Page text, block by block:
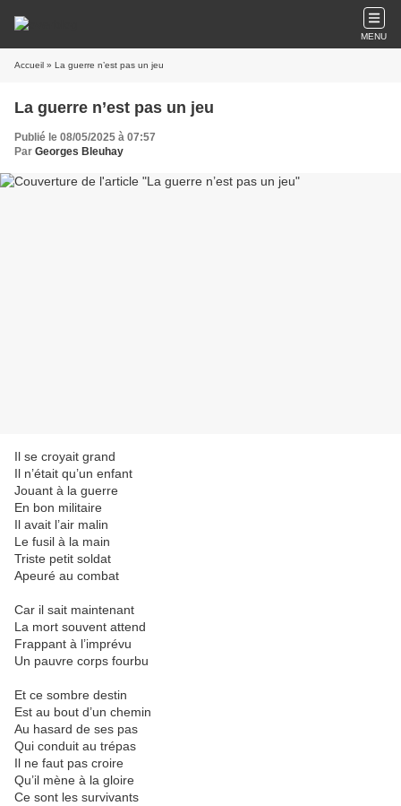
MENU
Accueil » La guerre n’est pas un jeu
La guerre n’est pas un jeu
Publié le 08/05/2025 à 07:57
Par Georges Bleuhay
Il se croyait grand
Il n’était qu’un enfant
Jouant à la guerre
En bon militaire
Il avait l’air malin
Le fusil à la main
Triste petit soldat
Apeuré au combat
Car il sait maintenant
La mort souvent attend
Frappant à l’imprévu
Un pauvre corps fourbu
Et ce sombre destin
Est au bout d’un chemin
Au hasard de ses pas
Qui conduit au trépas
Il ne faut pas croire
Qu’il mène à la gloire
Ce sont les survivants